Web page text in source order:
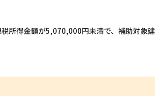
所得金額が5,070,000円未満で、補助対象